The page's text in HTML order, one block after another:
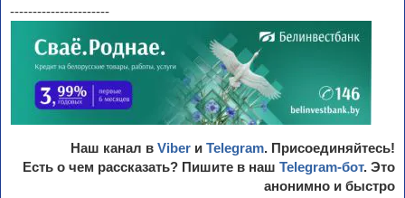
----------------------
Наш канал в Viber и Telegram. Присоединяйтесь!
Есть о чем рассказать? Пишите в наш Telegram-бот. Это
анонимно и быстро